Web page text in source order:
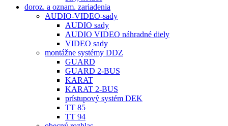
doroz. a oznam. zariadenia
AUDIO-VIDEO-sady
AUDIO sady
AUDIO VIDEO náhradné diely
VIDEO sady
montážne systémy DDZ
GUARD
GUARD 2-BUS
KARAT
KARAT 2-BUS
prístupový systém DEK
TT 85
TT 94